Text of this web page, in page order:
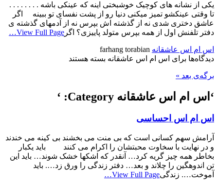
یکی از نشانه های کوچیک خوشبختی اینه که عینکی باشه . . . . . . . .
تا وقتی عینکشو تمیز میکنی دنیا رو از پشت نفسای تو ببینه اگر
عاشق دختری شدی نه از گذشته اش بپرس نه از آدمهای گذشته ی
دفتر تلفنش اول از همه بپرس متولد پاييزی؟ اگر View Full Page…
اس ام اس عاشقانه
دیدگاه‌ها برای اس ام اس عاشقانه بسته هستند
برگه‌ی بعد »
‘اس ام اس عاشقانه Category: ‘
اس ام اس احساسی
آرامش سهم کسانی است که بی منت می بخشند بی کینه می خندند
و در نهایت با سخاوت محبتشان را اکرام می کنند باید یکبار
بخاطر همه چیز گریه کرد… آنقدر که اشکها خشک شوند… باید این
تن اندوهگین را چلاند و بعد… دفتر زندگی را ورق زد…. باید
آموخت…. زندگیView Full Page…